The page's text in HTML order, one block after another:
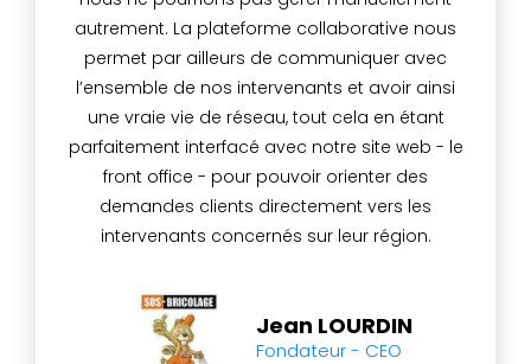
autrement. La plateforme collaborative nous
permet par ailleurs de communiquer avec
l’ensemble de nos intervenants et avoir ainsi
une vraie vie de réseau, tout cela en étant
parfaitement interfacé avec notre site web - le
front office - pour pouvoir orienter des
demandes clients directement vers les
intervenants concernés sur leur région.
Jean LOURDIN
Fondateur - CEO